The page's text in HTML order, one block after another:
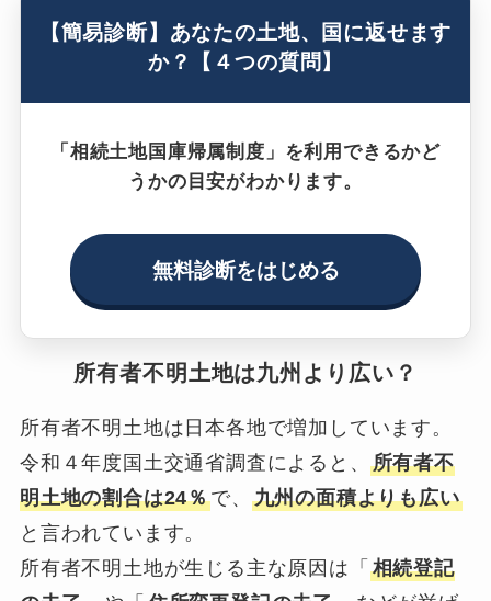
【簡易診断】あなたの土地、国に返せます
か？【４つの質問】
「相続土地国庫帰属制度」を利用できるかど
うかの目安がわかります。
無料診断をはじめる
所有者不明土地は九州より広い？
所有者不明土地は日本各地で増加しています。
令和４年度国土交通省調査によると、 所有者不
明土地の割合は24％で、 九州の面積よりも広い
と言われています。
所有者不明土地が生じる主な原因は「 相続登記